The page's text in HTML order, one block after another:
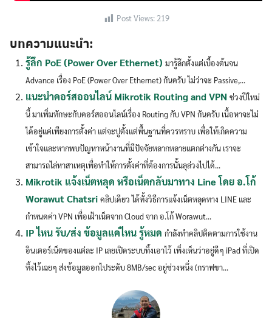
Search
for:
Post Views: 219
บทความแนะนำ:
รู้ลึก PoE (Power Over Ethernet) มารู้ลึกตั้งแต่เบื้องต้นจน
Advance เรื่อง PoE (Power Over Ethernet) กันครับ ไม่ว่าจะ Passive,...
แนะนำคอร์สออนไลน์ Mikrotik Routing and VPN ช่วงปีใหม่
นี้ มาเพิ่มทักษะกับคอร์สออนไลน์เรื่อง Routing กับ VPN กันครับ เนื้อหาจะไม่
ได้อยู่แค่เพียงการตั้งค่า แต่จะปูตั้งแต่พื้นฐานที่ควรทราบ เพื่อให้เกิดความ
เข้าใจและหากพบปัญหาหน้างานที่มีปัจจัยหลากหลายแตกต่างกัน เราจะ
สามารถไล่หาสาเหตุเพื่อทำให้การตั้งค่าที่ต้องการนั้นลุล่วงไปได้...
Mikrotik แจ้งเน็ตหลุด หรือเน็ตกลับมาทาง Line โดย อ.โก้
Worawut Chatsri คลิปเดียว ได้ทั้งวิธีการแจ้งเน็ตหลุดทาง LINE และ
กำหนดค่า VPN เพื่อเฝ้าเน็ตจาก Cloud จาก อ.โก้ Worawut...
IP ไหน รับ/ส่ง ข้อมูลแค่ไหน รู้หมด กำลังทำคลิปติดตามการใช้งาน
อินเตอร์เน็ตของแต่ละ IP เลยเปิดระบบทิ้งเอาไว้ เพิ่งเห็นว่าอยู่ดีๆ iPad ที่เปิด
ทิ้งไว้เฉยๆ ส่งข้อมูลออกไประดับ 8MB/sec อยู่ช่วงหนึ่ง (กราฟขา...